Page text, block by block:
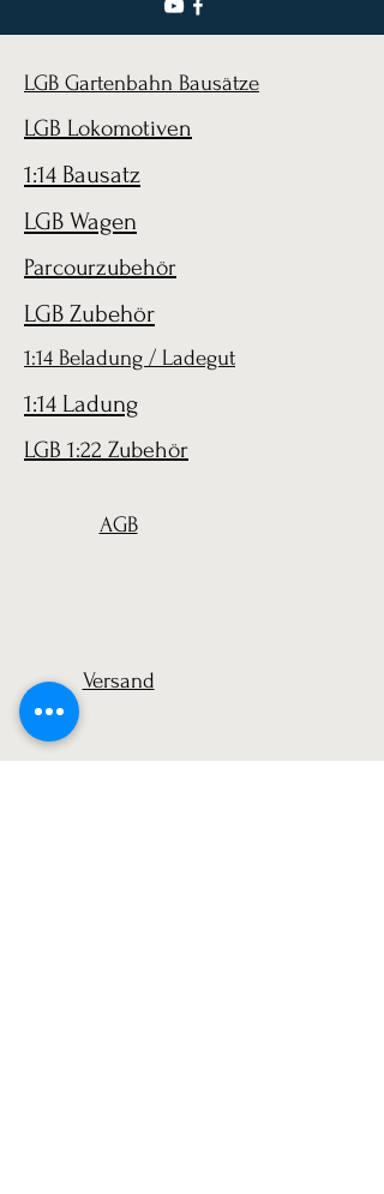
LGB Gartenbahn Bausätze
LGB Lokomotiven
1:14 Bausatz
LGB Wagen
Parcourzubehör
LGB Zubehör
1:14 Beladung / Ladegut
1:14 Ladung
LGB 1:22 Zubehör
AGB
Versand